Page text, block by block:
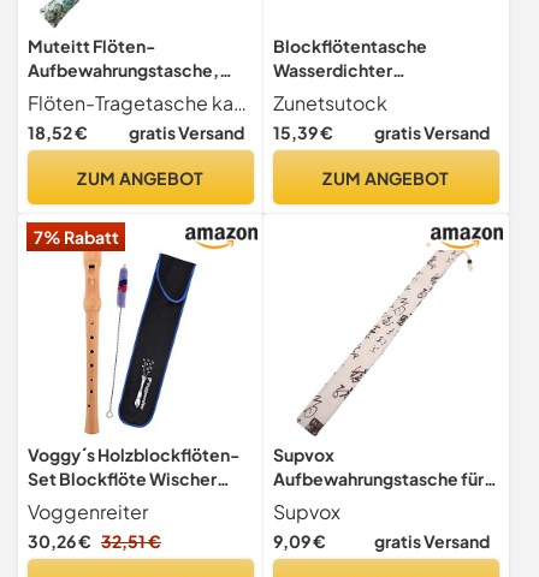
Muteitt Flöten-
Aufbewahrungstasche,
Flöten- Und Piccolo-
Tragetasche, Tragbare
Blockflöten-flötentasche,
Flöten-blockflöten
Flöten-Tragetasche kann Ihre wertvollen Flöten und Blockflöten vor versehentlicher Beschädigung oder Bruch schützen.
18,52 € gratis Versand
ZUM ANGEBOT
Blockflötentasche
Wasserdichter
Reißverschluss-Organizer
für
Zunetsutock
15,39 € gratis Versand
ZUM ANGEBOT
7% Rabatt
Voggy´s Holzblockflöten-
Set Blockflöte Wischer
Stofftasche Set für
Anfänger und
Fortgeschrittene (C-
Voggenreiter
30,26 € 32,51 €
Supvox
Aufbewahrungstasche für
Bambusflöten
Bambusflötenbehälter
Bambusflötenhalter
Supvox
9,09 € gratis Versand